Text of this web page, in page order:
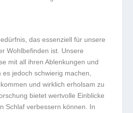
das essenziell für unsere
Wohlbefinden ist. Unsere
mit all ihren Ablenkungen und
jedoch schwierig machen,
und wirklich erholsam zu
bietet wertvolle Einblicke
Schlaf verbessern können. In